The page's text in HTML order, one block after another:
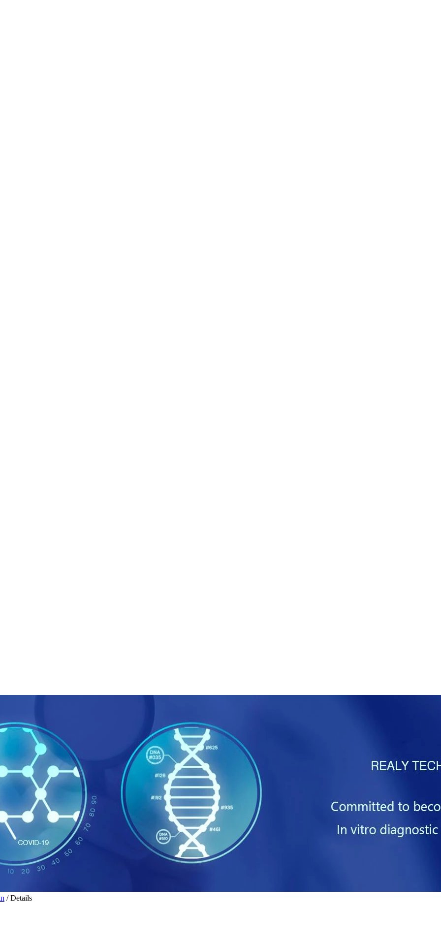
/ Details